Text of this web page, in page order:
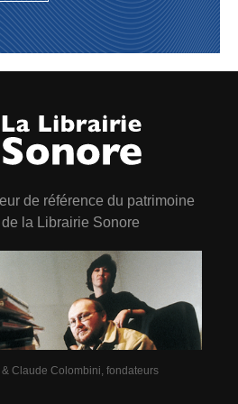
du disc-jockey Martin
le 18 janvier 44, lors du
Metropolitan Opera » organisé
et, le 7 décembre de cette
une jolie carrière derrière lui :
puis chez Paul Whiteman
des années 1920 et presque
il avait lui aussi monté son
de dettes, fut ravi qu’Armstrong
n’en déplaise aux racistes à-
vocalement de sa voix
souhaitait réellement engager,
il le disait lui-même, partenaire
avait su l’être aux jours de
on remarquera que pour
définitif (du moins, jusqu’en
Festival de Nice…
de référence du patrimoine
la Librairie Sonore
& Claude Colombini, fondateurs